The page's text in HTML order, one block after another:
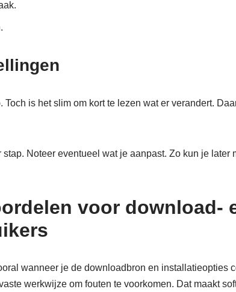
is het slim om kort te lezen wat er verandert.
Noteer eventueel wat je aanpast. Zo kun je later
voor download-
wanneer je de downloadbron en installatieopties
werkwijze om fouten te voorkomen. Dat maakt